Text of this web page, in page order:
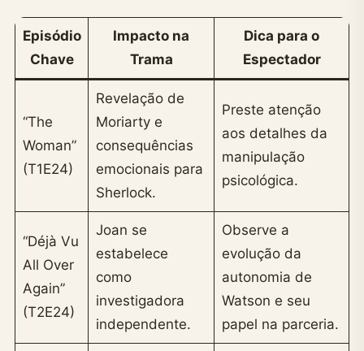
Episódio
Chave
Impacto na
Trama
Dica para o
Espectador
“The
Woman”
(T1E24)
Revelação de
Moriarty e
consequências
emocionais para
Sherlock.
Preste atenção
aos detalhes da
manipulação
psicológica.
“Déjà Vu
All Over
Again”
(T2E24)
Joan se
estabelece
como
investigadora
independente.
Observe a
evolução da
autonomia de
Watson e seu
papel na parceria.